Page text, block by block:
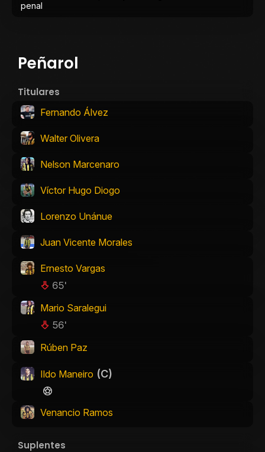
penal
Peñarol
Titulares
Fernando Álvez
Walter Olivera
Nelson Marcenaro
Víctor Hugo Diogo
Lorenzo Unánue
Juan Vicente Morales
Ernesto Vargas
65'
Mario Saralegui
56'
Rúben Paz
Ildo Maneiro (C)
Venancio Ramos
Suplentes